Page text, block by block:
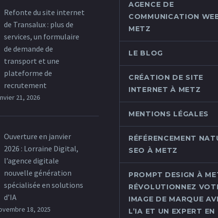
Refonte du site internet
de Transalux : plus de
services, un formulaire
de demande de
transport et une
plateforme de
recrutement
21, 2026
Ouverture en janvier
2026 : Lorraine Digital,
l’agence digitale
nouvelle génération
spécialisée en solutions
d’IA
18, 2025
AGENCE DE
COMMUNICATION
METZ
LE BLOG
CRÉATION DE SITE
INTERNET À METZ
MENTIONS LÉGALES
RÉFÉRENCEMENT
SEO À METZ
PROMPT DESIGN À
RÉVOLUTIONNEZ
IMAGE DE MARQUE
L’IA ET UN EXPERT EN